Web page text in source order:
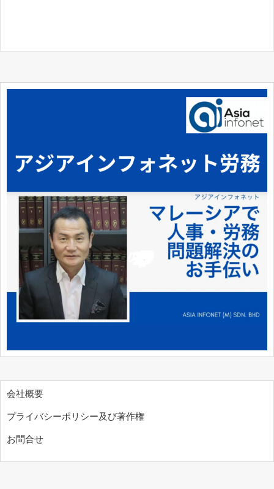
会社概要
プライバシーポリシー及び著作権
お問合せ